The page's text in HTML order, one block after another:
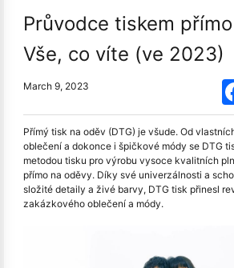
Průvodce tiskem
Vše, co víte (ve 2023)
March 9, 2023
Přímý tisk na oděv (DTG) je všude. Od
oblečení a dokonce i špičkové módy se DTG
metodou tisku pro výrobu vysoce kvalitních
přímo na oděvy. Díky své univerzálnosti a
složité detaily a živé barvy, DTG tisk přinesl
zakázkového oblečení a módy.